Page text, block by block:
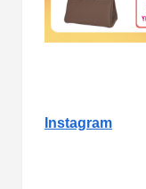
Instagram